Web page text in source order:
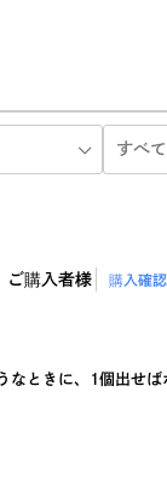
ご購入者様 購入確
なときに、1個出せ